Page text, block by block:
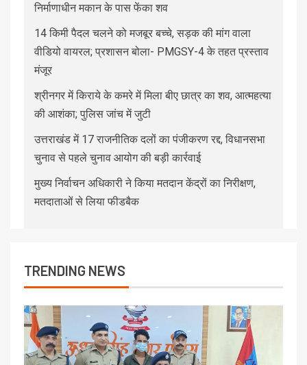
निर्माणाधीन मकान के पास फेंका शव
14 किमी पैदल चलने को मजबूर बच्चे, सड़क की मांग वाला
वीडियो वायरल; प्रशासन बोला- PMGSY-4 के तहत प्रस्ताव
मंजूर
श्रीनगर में किराये के कमरे में मिला बीए छात्र का शव, आत्महत्या
की आशंका; पुलिस जांच में जुटी
उत्तराखंड में 17 राजनीतिक दलों का पंजीकरण रद्द, विधानसभा
चुनाव से पहले चुनाव आयोग की बड़ी कार्रवाई
मुख्य निर्वाचन अधिकारी ने किया मतदान केंद्रों का निरीक्षण,
मतदाताओं से लिया फीडबैक
TRENDING NEWS